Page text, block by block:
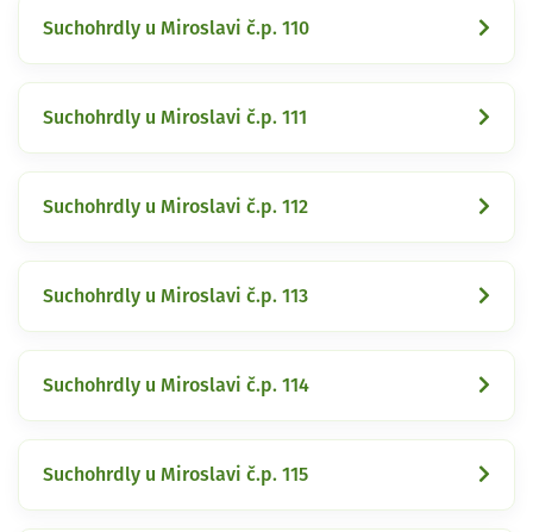
Suchohrdly u Miroslavi č.p. 110
Suchohrdly u Miroslavi č.p. 111
Suchohrdly u Miroslavi č.p. 112
Suchohrdly u Miroslavi č.p. 113
Suchohrdly u Miroslavi č.p. 114
Suchohrdly u Miroslavi č.p. 115